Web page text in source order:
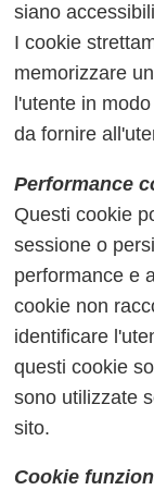
siano
I cookie
memorizzare
l'utente in
da fornire
Performance
Questi cookie
sessione o
performance e
cookie non
identificare
questi cookie
sono utilizzate
sito.
Cookie